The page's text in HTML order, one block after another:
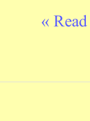
Read